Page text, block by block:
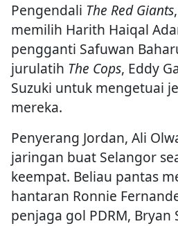
Pengendali The Red Giants
memilih Harith Haiqal
pengganti Safuwan
jurulatih The Cops, Eddy
Suzuki untuk mengetuai
mereka.
Penyerang Jordan, Ali
jaringan buat Selangor
keempat. Beliau pantas
hantaran Ronnie
penjaga gol PDRM, Bryan